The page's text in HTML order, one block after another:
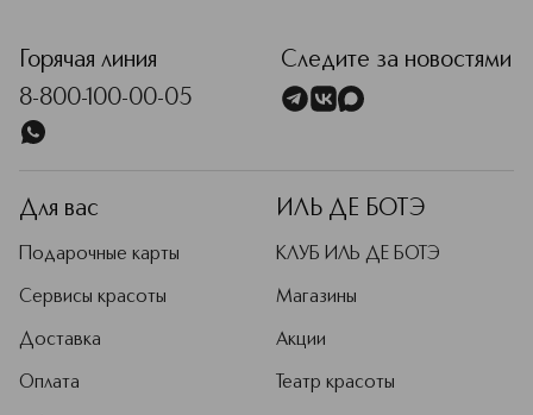
Горячая линия
8-800-100-00-05
Следите за новостями
Для вас
Подарочные карты
Сервисы красоты
Доставка
Оплата
ИЛЬ ДЕ БОТЭ
КЛУБ ИЛЬ ДЕ БОТЭ
Магазины
Акции
Театр красоты